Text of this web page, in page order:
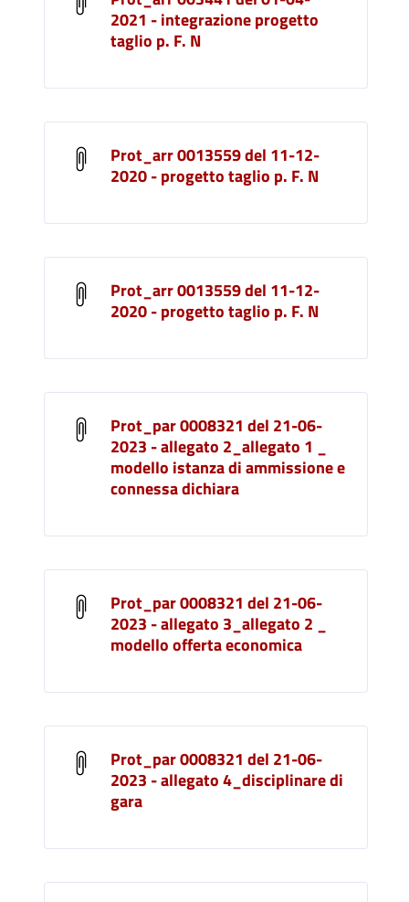
2021 - integrazione progetto
taglio p. F. N
Prot_arr 0013559 del 11-12-
2020 - progetto taglio p. F. N
Prot_arr 0013559 del 11-12-
2020 - progetto taglio p. F. N
Prot_par 0008321 del 21-06-
2023 - allegato 2_allegato 1 _
modello istanza di ammissione e
connessa dichiara
Prot_par 0008321 del 21-06-
2023 - allegato 3_allegato 2 _
modello offerta economica
Prot_par 0008321 del 21-06-
2023 - allegato 4_disciplinare di
gara